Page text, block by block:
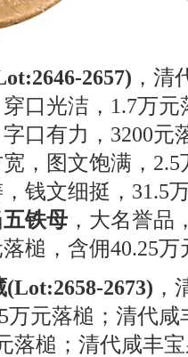
2657) ，清
口光洁，1.7万
口有力，3200元
，图文饱满，2.5
，钱文细挺，31.5
铁母 ，大名誉品
槌，含佣40.25万
2673) ，
万元落槌；清代
落槌；清代咸丰